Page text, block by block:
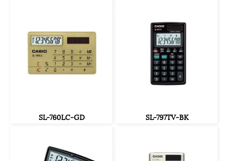
SL-760LC-GD SL-797TV-BK